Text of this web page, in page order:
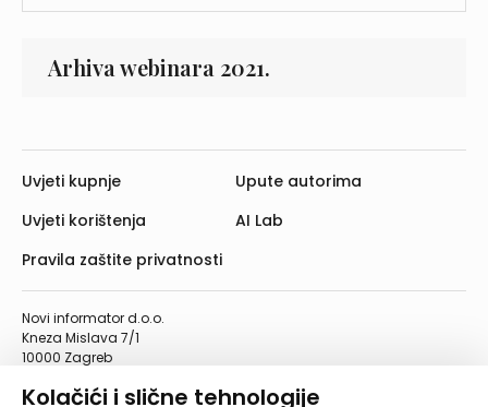
Kolačići i slične tehnologije
Arhiva webinara 2021.
Novi informator d.o.o.
Kneza Mislava 7/1
10000 Zagreb
Telefaks: 01/4612-553
Uvjeti kupnje
Uvjeti korištenja
Pravila zaštite privatnosti
Upute autorima
AI Lab